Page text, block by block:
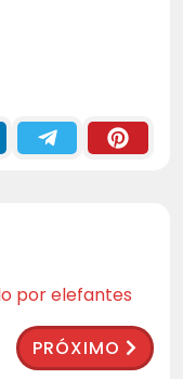
por elefantes
PRÓXIMO